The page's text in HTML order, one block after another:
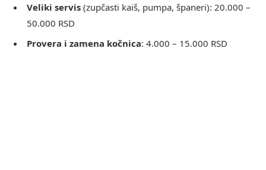
Veliki servis (zupčasti kaiš, pumpa, španeri): 20.000 –
50.000 RSD
Provera i zamena kočnica: 4.000 – 15.000 RSD